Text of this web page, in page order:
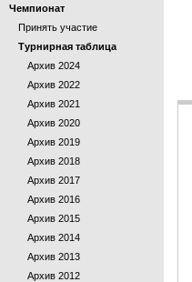
Чемпионат
Принять участие
Турнирная таблица
Архив 2024
Архив 2022
Архив 2021
Архив 2020
Архив 2019
Архив 2018
Архив 2017
Архив 2016
Архив 2015
Архив 2014
Архив 2013
Архив 2012